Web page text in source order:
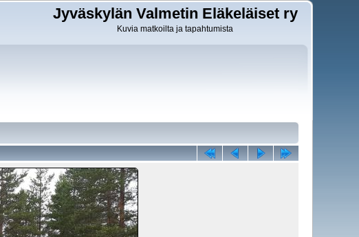
Jyväskylän Valmetin Eläkeläiset ry
Kuvia matkoilta ja tapahtumista